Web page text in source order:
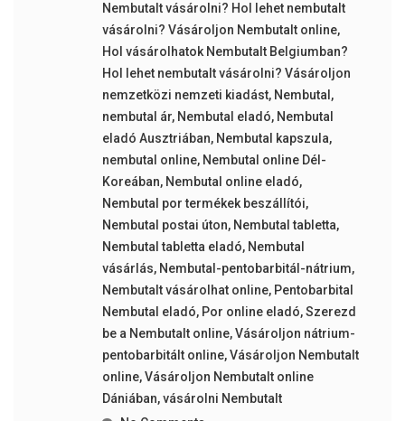
Nembutalt vásárolni? Hol lehet nembutalt
vásárolni? Vásároljon Nembutalt online,
Hol vásárolhatok Nembutalt Belgiumban?
Hol lehet nembutalt vásárolni? Vásároljon
nemzetközi nemzeti kiadást, Nembutal ,
nembutal ár, Nembutal eladó, Nembutal
eladó Ausztriában, Nembutal kapszula,
nembutal online, Nembutal online Dél-
Koreában, Nembutal online eladó,
Nembutal por termékek beszállítói,
Nembutal postai úton, Nembutal tabletta,
Nembutal tabletta eladó, Nembutal
vásárlás, Nembutal-pentobarbitál-nátrium,
Nembutalt vásárolhat online, Pentobarbital
Nembutal eladó, Por online eladó,Szerezd
be a Nembutalt online,Vásároljon nátrium-
pentobarbitált online,Vásároljon Nembutalt
online,Vásároljon Nembutalt online
Dániában,vásárolni Nembutalt